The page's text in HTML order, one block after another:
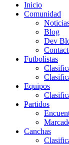
Inicio
Comunidad
Blog
Dev
Futbolistas
Equipos
Partidos
Canchas